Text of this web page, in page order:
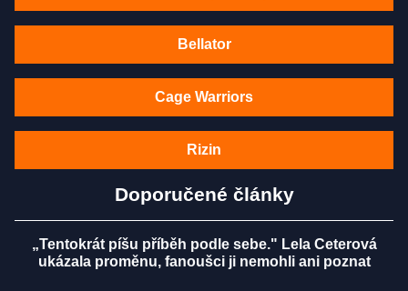
Bellator
Cage Warriors
Rizin
Doporučené články
„Tentokrát píšu příběh podle sebe." Lela Ceterová
ukázala proměnu, fanoušci ji nemohli ani poznat